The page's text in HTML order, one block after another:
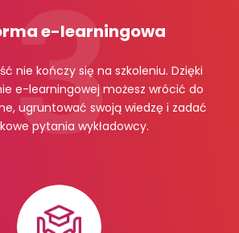
e-learningowa
nie kończy się na szkoleniu. Dzięki
e-learningowej możesz wrócić do
ugruntować swoją wiedzę i zadać
pytania wykładowcy.